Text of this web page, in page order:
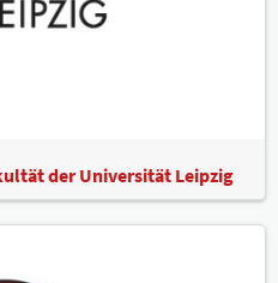
der Universität Leipzig